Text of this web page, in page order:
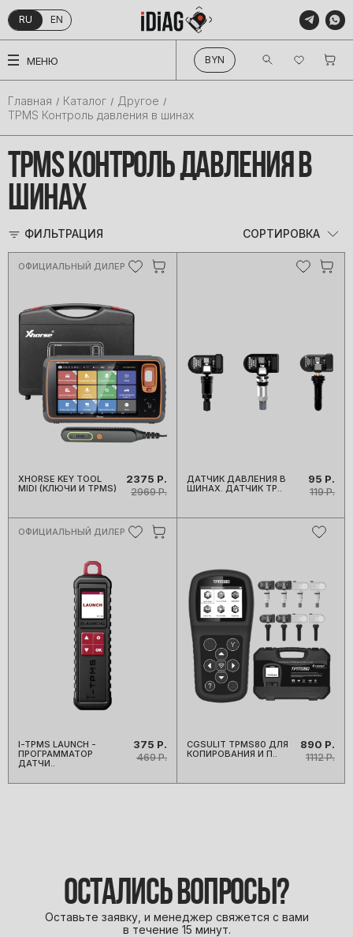
RU EN
МЕНЮ
КАТАЛОГ
О КОМПАНИИ
ПРОИЗВОДИТЕЛИ
ПОКУПАТЕЛЯМ
КОНТАКТЫ
BYN
Главная Каталог
Другое
TPMS Контроль давления в шинах
TPMS КОНТРОЛЬ ДАВЛЕНИЯ В
ШИНАХ
ФИЛЬТРАЦИЯ СОРТИРОВКА
ОФИЦИАЛЬНЫЙ ДИЛЕР
XHORSE KEY TOOL
MIDI (КЛЮЧИ И TPMS)
2375 Р.
2969 Р.
ДАТЧИК ДАВЛЕНИЯ В
ШИНАХ. ДАТЧИК TP..
95 Р.
119 Р.
ОФИЦИАЛЬНЫЙ ДИЛЕР
I-TPMS LAUNCH -
ПРОГРАММАТОР
ДАТЧИ..
375 Р.
469 Р.
CGSULIT TPMS80 ДЛЯ
КОПИРОВАНИЯ И П..
890 Р.
1112 Р.
ОСТАЛИСЬ ВОПРОСЫ?
Оставьте заявку, и менеджер свяжется с вами
в течение 15 минут.